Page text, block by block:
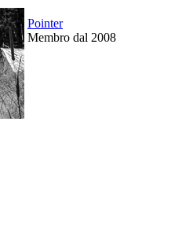
Pointer
Membro dal 2008